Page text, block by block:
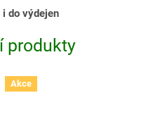
do výdejen
produkty
Akce